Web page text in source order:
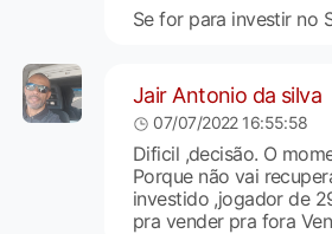
Se for para investir no
Jair Antonio da silva
07/07/2022 16:55:58
Dificil ,decisão. O
Porque não vai
investido ,jogador de
pra vender pra fora